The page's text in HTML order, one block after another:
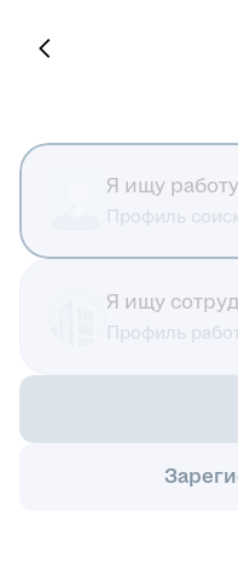
Я ищу работу
Профиль
Я ищу
Профиль